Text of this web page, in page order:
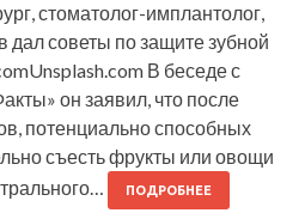
стоматолог-имплантолог,
дал советы по защите зубной
В беседе с
он заявил, что после
потенциально способных
съесть фрукты или овощи
ПОДРОБНЕЕ